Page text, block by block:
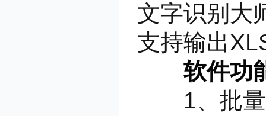
文字识别大
支持输出
软件功
1、批量